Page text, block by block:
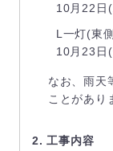
10月22日
L一灯(東
10月23日
なお、雨天
ことがあり
2. 工事内容